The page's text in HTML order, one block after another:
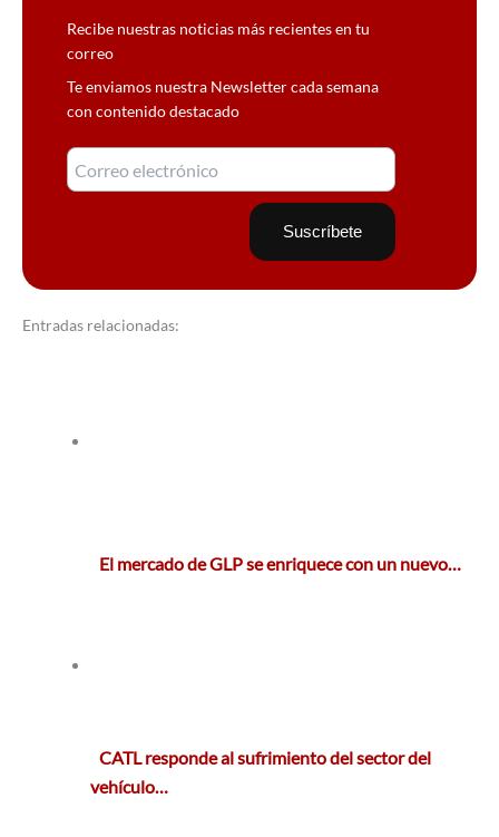
Recibe nuestras noticias más recientes en tu
correo
Te enviamos nuestra Newsletter cada semana
con contenido destacado
Entradas relacionadas:
El mercado de GLP se enriquece con un nuevo…
CATL responde al sufrimiento del sector del
vehículo…